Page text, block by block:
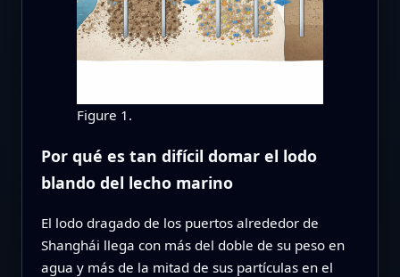
Figure 1.
Por qué es tan difícil domar el lodo
blando del lecho marino
El lodo dragado de los puertos alrededor de
Shanghái llega con más del doble de su peso en
agua y más de la mitad de sus partículas en el